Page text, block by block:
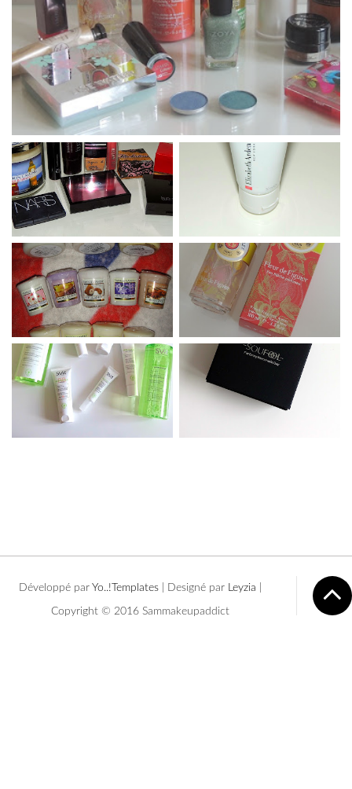
Développé par Yo..!Templates | Designé par Leyzia
Copyright © 2016 Sammakeupaddict